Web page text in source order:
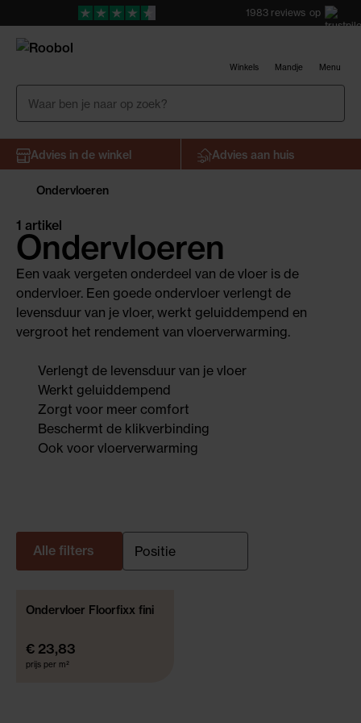
1983 reviews op
Winkels Mandje Menu
Advies in de winkel Advies aan huis
Ondervloeren
Ondervloeren
1 artikel
Een vaak vergeten onderdeel van de vloer is de
ondervloer. Een goede ondervloer verlengt de
levensduur van je vloer, werkt geluiddempend en
vergroot het rendement van vloerverwarming.
Verlengt de levensduur van je vloer
Werkt geluiddempend
Zorgt voor meer comfort
Beschermt de klikverbinding
Ook voor vloerverwarming
Alle filters
Ondervloer Floorfixx fini
€ 23,83
prijs per m²